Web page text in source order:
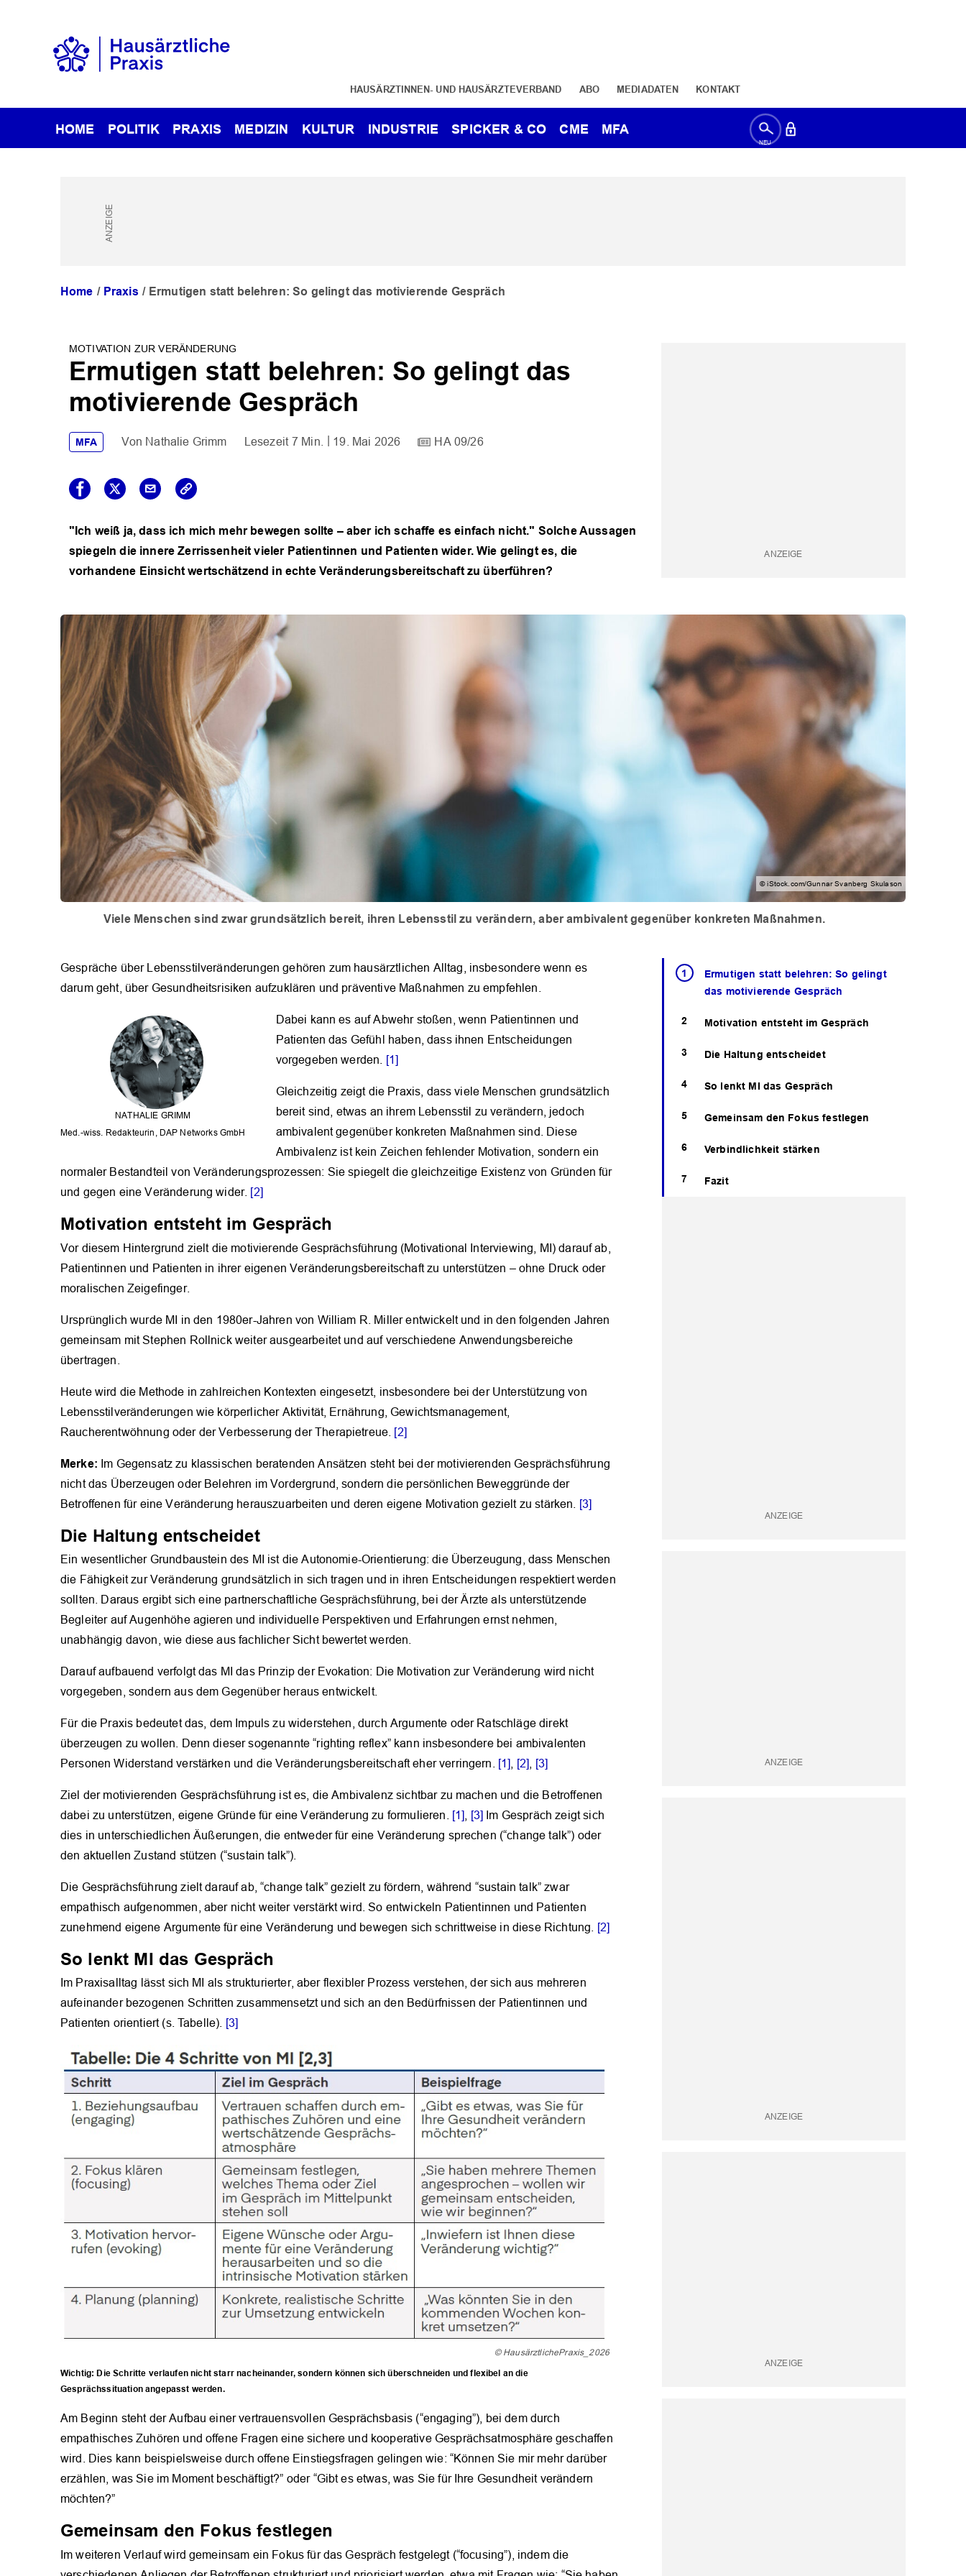
HAUSÄRZTINNEN- UND HAUSÄRZTEVERBAND ABO MEDIADATEN KONTAKT
HOME POLITIK PRAXIS MEDIZIN KULTUR INDUSTRIE SPICKER & CO CME MFA
Home Praxis Ermutigen statt belehren: So gelingt das motivierende Gespräch
MOTIVATION ZUR VERÄNDERUNG
Ermutigen statt belehren: So gelingt das
motivierende Gespräch
MFA Nathalie Grimm 7 Min. 19. Mai 2026 HA 09/26
"Ich weiß ja, dass ich mich mehr bewegen sollte – aber ich schaffe es einfach nicht." Solche Aussagen
spiegeln die innere Zerrissenheit vieler Patientinnen und Patienten wider. Wie gelingt es, die
vorhandene Einsicht wertschätzend in echte Veränderungsbereitschaft zu überführen?
© iStock.com/Gunnar Svanberg Skulason
Viele Menschen sind zwar grundsätzlich bereit, ihren Lebensstil zu verändern, aber ambivalent gegenüber konkreten Maßnahmen.
Ermutigen statt belehren: So gelingt
das motivierende Gespräch
Motivation entsteht im Gespräch
Die Haltung entscheidet
So lenkt MI das Gespräch
Gemeinsam den Fokus festlegen
Verbindlichkeit stärken
Fazit
Gespräche über Lebensstilveränderungen gehören zum hausärztlichen Alltag, insbesondere wenn es
darum geht, über Gesundheitsrisiken aufzuklären und präventive Maßnahmen zu empfehlen.
NATHALIE GRIMM
Med.-wiss. Redakteurin, DAP Networks GmbH
Dabei kann es auf Abwehr stoßen, wenn Patientinnen und
Patienten das Gefühl haben, dass ihnen Entscheidungen
vorgegeben werden.
[1]
Gleichzeitig zeigt die Praxis, dass viele Menschen grundsätzlich
bereit sind, etwas an ihrem Lebensstil zu verändern, jedoch
ambivalent gegenüber konkreten Maßnahmen sind. Diese
Ambivalenz ist kein Zeichen fehlender Motivation, sondern ein
normaler Bestandteil von Veränderungsprozessen: Sie spiegelt die gleichzeitige Existenz von Gründen für
und gegen eine Veränderung wider. [2]
Motivation entsteht im Gespräch
Vor diesem Hintergrund zielt die motivierende Gesprächsführung (Motivational Interviewing, MI) darauf ab,
Patientinnen und Patienten in ihrer eigenen Veränderungsbereitschaft zu unterstützen – ohne Druck oder
moralischen Zeigefinger.
Ursprünglich wurde MI in den 1980er-Jahren von William R. Miller entwickelt und in den folgenden Jahren
gemeinsam mit Stephen Rollnick weiter ausgearbeitet und auf verschiedene Anwendungsbereiche
übertragen.
Heute wird die Methode in zahlreichen Kontexten eingesetzt, insbesondere bei der Unterstützung von
Lebensstilveränderungen wie körperlicher Aktivität, Ernährung, Gewichtsmanagement,
Raucherentwöhnung oder der Verbesserung der Therapietreue. [2]
Merke: Im Gegensatz zu klassischen beratenden Ansätzen steht bei der motivierenden Gesprächsführung
nicht das Überzeugen oder Belehren im Vordergrund, sondern die persönlichen Beweggründe der
Betroffenen für eine Veränderung herauszuarbeiten und deren eigene Motivation gezielt zu stärken.
[3]
Die Haltung entscheidet
Ein wesentlicher Grundbaustein des MI ist die Autonomie-Orientierung: die Überzeugung, dass Menschen
die Fähigkeit zur Veränderung grundsätzlich in sich tragen und in ihren Entscheidungen respektiert werden
sollten. Daraus ergibt sich eine partnerschaftliche Gesprächsführung, bei der Ärzte als unterstützende
Begleiter auf Augenhöhe agieren und individuelle Perspektiven und Erfahrungen ernst nehmen,
unabhängig davon, wie diese aus fachlicher Sicht bewertet werden.
Darauf aufbauend verfolgt das MI das Prinzip der Evokation: Die Motivation zur Veränderung wird nicht
vorgegeben, sondern aus dem Gegenüber heraus entwickelt.
Für die Praxis bedeutet das, dem Impuls zu widerstehen, durch Argumente oder Ratschläge direkt
überzeugen zu wollen. Denn dieser sogenannte “righting reflex” kann insbesondere bei ambivalenten
Personen Widerstand verstärken und die Veränderungsbereitschaft eher verringern.
[1] [2] [3]
Ziel der motivierenden Gesprächsführung ist es, die Ambivalenz sichtbar zu machen und die Betroffenen
dabei zu unterstützen, eigene Gründe für eine Veränderung zu formulieren.
[1] [3]
Im Gespräch zeigt sich
dies in unterschiedlichen Äußerungen, die entweder für eine Veränderung sprechen (“change talk”) oder
den aktuellen Zustand stützen (“sustain talk”).
Die Gesprächsführung zielt darauf ab, “change talk” gezielt zu fördern, während “sustain talk” zwar
empathisch aufgenommen, aber nicht weiter verstärkt wird. So entwickeln Patientinnen und Patienten
zunehmend eigene Argumente für eine Veränderung und bewegen sich schrittweise in diese Richtung.
[2]
So lenkt MI das Gespräch
Im Praxisalltag lässt sich MI als strukturierter, aber flexibler Prozess verstehen, der sich aus mehreren
aufeinander bezogenen Schritten zusammensetzt und sich an den Bedürfnissen der Patientinnen und
Patienten orientiert (s. Tabelle). [3]
© HausärztlichePraxis_2026
Wichtig: Die Schritte verlaufen nicht starr nacheinander, sondern können sich überschneiden und flexibel an die
Gesprächssituation angepasst werden.
Am Beginn steht der Aufbau einer vertrauensvollen Gesprächsbasis (“engaging”), bei dem durch
empathisches Zuhören und offene Fragen eine sichere und kooperative Gesprächsatmosphäre geschaffen
wird. Dies kann beispielsweise durch offene Einstiegsfragen gelingen wie: “Können Sie mir mehr darüber
erzählen, was Sie im Moment beschäftigt?” oder “Gibt es etwas, was Sie für Ihre Gesundheit verändern
möchten?”
Gemeinsam den Fokus festlegen
Im weiteren Verlauf wird gemeinsam ein Fokus für das Gespräch festgelegt (“focusing”), indem die